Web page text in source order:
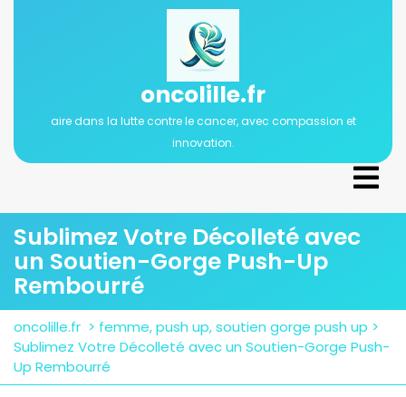
oncolille.fr
aire dans la lutte contre le cancer, avec compassion et
innovation.
Sublimez Votre Décolleté avec
un Soutien-Gorge Push-Up
Rembourré
oncolille.fr > femme,push up,soutien gorge push up >
Sublimez Votre Décolleté avec un Soutien-Gorge Push-
Up Rembourré